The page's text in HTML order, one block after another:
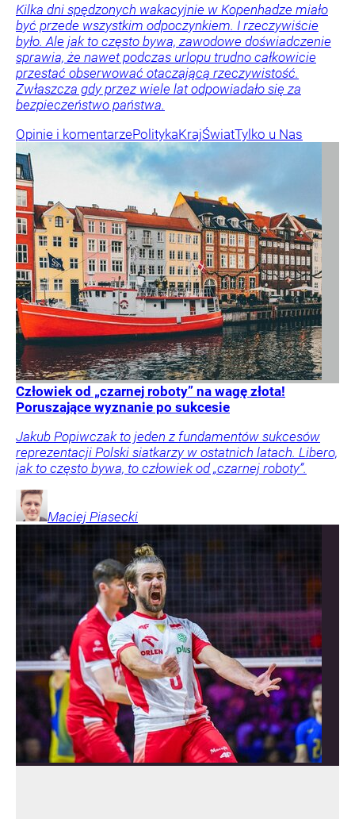
Kilka dni spędzonych wakacyjnie w Kopenhadze miało
być przede wszystkim odpoczynkiem. I rzeczywiście
było. Ale jak to często bywa, zawodowe doświadczenie
sprawia, że nawet podczas urlopu trudno całkowicie
przestać obserwować otaczającą rzeczywistość.
Zwłaszcza gdy przez wiele lat odpowiadało się za
bezpieczeństwo państwa.
Opinie i komentarzePolitykaKrajŚwiatTylko u Nas
Człowiek od „czarnej roboty” na wagę złota!
Poruszające wyznanie po sukcesie
Jakub Popiwczak to jeden z fundamentów sukcesów
reprezentacji Polski siatkarzy w ostatnich latach. Libero,
jak to często bywa, to człowiek od „czarnej roboty”.
Maciej Piasecki